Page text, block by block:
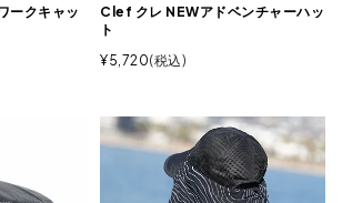
ークキャッ
Clef クレ NEWアドベンチャーハッ
ト
¥5,720 税込